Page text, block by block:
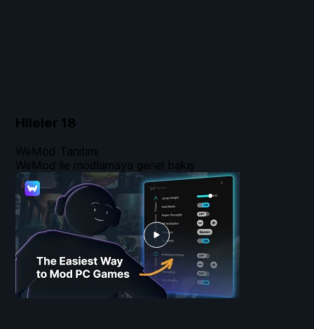
Hileler 18
WeMod Tanıtımı
WeMod ile modlamaya genel bakış